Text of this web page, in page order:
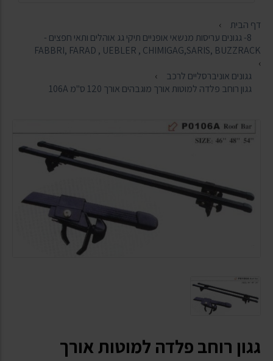
דף הבית
8- גגונים עריסות מנשאי אופניים תיקי גג אוהלים ותאי חפצים -
FABBRI, FARAD , UEBLER , CHIMIGAG,SARIS, BUZZRACK
גגונים אוניברסליים לרכב
גגון רוחב פלדה למוטות אורך מוגבהים אורך 120 ס"מ 106A
גגון רוחב פלדה למוטות אורך